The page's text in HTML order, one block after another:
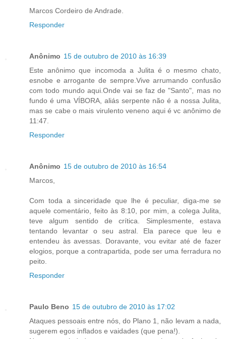
Marcos Cordeiro de Andrade.
Responder
Anônimo 15 de outubro de 2010 às 16:39
Este anônimo que incomoda a Julita é o mesmo chato,
esnobe e arrogante de sempre.Vive arrumando confusão
com todo mundo aqui.Onde vai se faz de "Santo", mas no
fundo é uma VÍBORA, aliás serpente não é a nossa Julita,
mas se cabe o mais virulento veneno aqui é vc anônimo de
11:47.
Responder
Anônimo 15 de outubro de 2010 às 16:54
Marcos,
Com toda a sinceridade que lhe é peculiar, diga-me se
aquele comentário, feito às 8:10, por mim, a colega Julita,
teve algum sentido de crítica. Simplesmente, estava
tentando levantar o seu astral. Ela parece que leu e
entendeu às avessas. Doravante, vou evitar até de fazer
elogios, porque a contrapartida, pode ser uma ferradura no
peito.
Responder
Paulo Beno 15 de outubro de 2010 às 17:02
Ataques pessoais entre nós, do Plano 1, não levam a nada,
sugerem egos inflados e vaidades (que pena!).